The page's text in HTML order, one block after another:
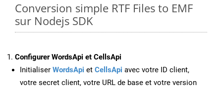
Conversion simple RTF Files to EMF
sur Nodejs SDK
Configurer WordsApi et CellsApi
Initialiser WordsApi et CellsApi avec votre ID client,
votre secret client, votre URL de base et votre version